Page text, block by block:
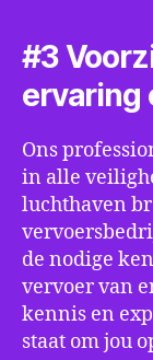
#3
ervaring
Ons
in alle
luchthaven
de nodige
vervoer van
kennis en
staat om jou